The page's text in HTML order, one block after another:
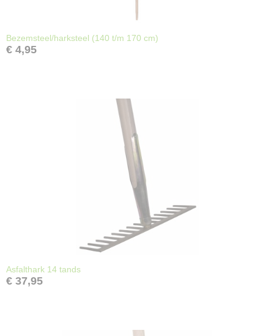
Bezemsteel/harksteel (140 t/m 170 cm)
€ 4,95
Asfalthark 14 tands
€ 37,95